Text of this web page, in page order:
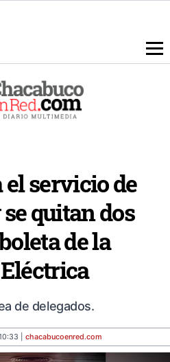
servicio de
quitan dos
de la
de delegados.
| chacabucoenred.com